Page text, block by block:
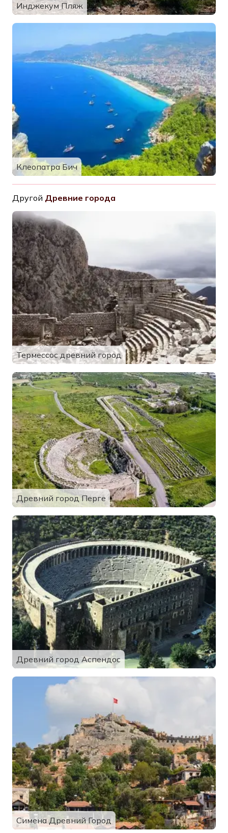
Инджекум Пляж
Клеопатра Бич
Другой Древние города
Термессос древний город
Древний город Перге
Древний город Аспендос
Симена Древний Город